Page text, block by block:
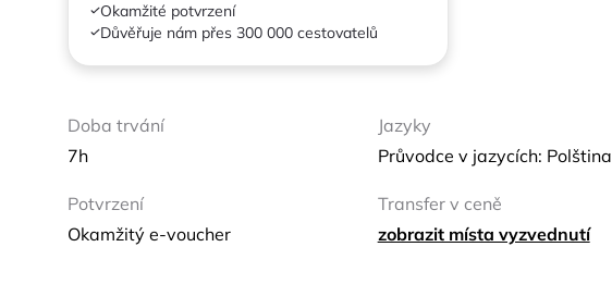
Okamžité potvrzení
Důvěřuje nám přes 300 000 cestovatelů
Doba trvání
7h
Jazyky
Průvodce v jazycích: Polština
Potvrzení
Okamžitý e-voucher
Transfer v ceně
zobrazit místa vyzvednutí